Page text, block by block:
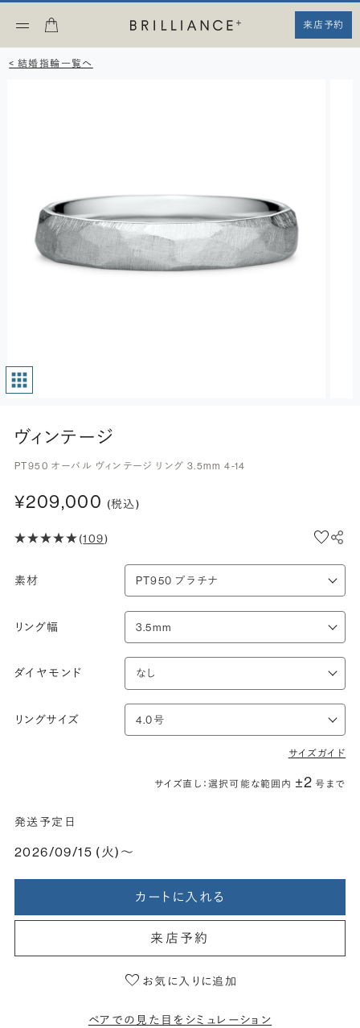
来店予約
< 結婚指輪一覧へ
ヴィンテージ
PT950 オーバル ヴィンテージ リング 3.5mm 4-14
¥209,000 (税込)
(109)
素材
リング幅
ダイヤモンド
リングサイズ
サイズガイド
サイズ直し：選択可能な範囲内 ±2 号まで
発送予定日
2026/09/15 (火)〜
カートに入れる
来店予約
お気に入りに追加
ペアでの見た目をシミュレーション